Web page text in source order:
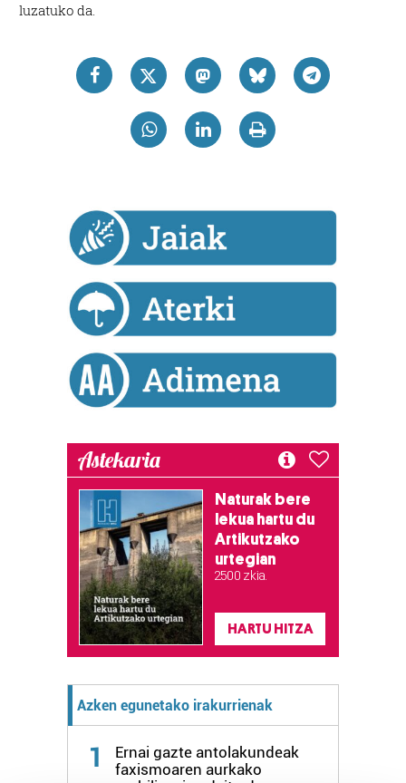
luzatuko da.
Astekaria
Naturak bere
lekua hartu du
Artikutzako
urtegian
2.500 zkia.
HARTU HITZA
Azken egunetako irakurrienak
1
Ernai gazte antolakundeak
faxismoaren aurkako